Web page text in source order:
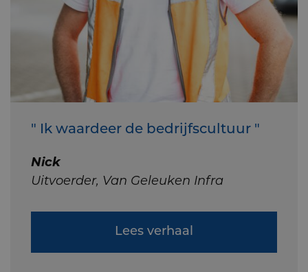
" Ik waardeer de bedrijfscultuur "
Nick
Uitvoerder, Van Geleuken Infra
Lees verhaal